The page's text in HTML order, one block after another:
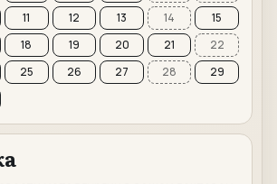
11 12 13 14
15
18 19 20 21
22
25 26 27 28
29